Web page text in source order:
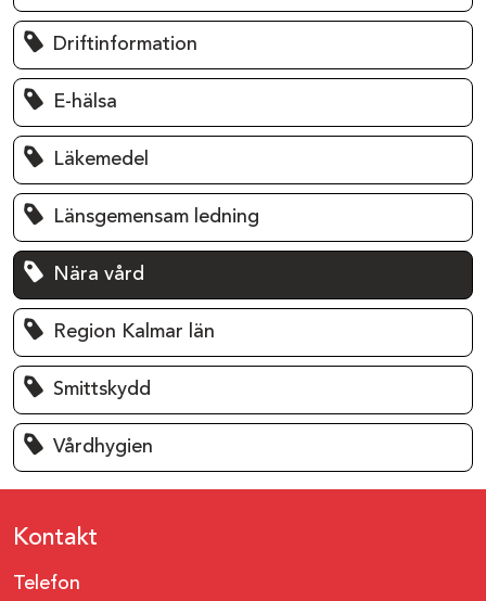
Driftinformation
E-hälsa
Läkemedel
Länsgemensam ledning
Nära vård
Region Kalmar län
Smittskydd
Vårdhygien
Kontakt
Telefon